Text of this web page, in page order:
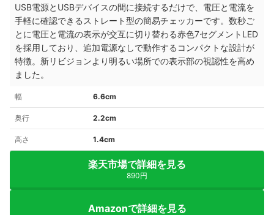
USB電源とUSBデバイスの間に接続するだけで、電圧と電流を
手軽に確認できるストレート型の簡易チェッカーです。数秒ご
とに電圧と電流の表示が交互に切り替わる赤色7セグメントLED
を採用しており、追加電源なしで動作するコンパクトな設計が
特徴。新リビジョンより明るい場所での表示部の視認性を高め
ました。
幅 6.6cm
奥行 2.2cm
高さ 1.4cm
楽天市場で詳細を見る
890円
Amazonで詳細を見る